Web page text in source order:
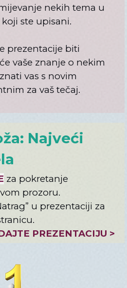
nekih tema u
ste upisani.
prezentacije biti
vaše znanje o nekim
vas s novim
za vaš tečaj.
Najveći
za pokretanje
prozoru.
” u prezentaciji za
PREZENTACIJU >